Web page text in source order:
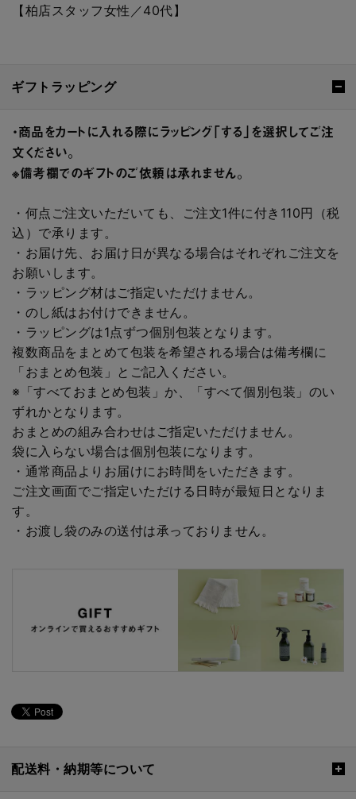
【柏店スタッフ女性／40代】
ギフトラッピング
・商品をカートに入れる際にラッピング「する」を選択してご注
文ください。
※備考欄でのギフトのご依頼は承れません。
・何点ご注文いただいても、ご注文1件に付き110円（税
込）で承ります。
・お届け先、お届け日が異なる場合はそれぞれご注文を
お願いします。
・ラッピング材はご指定いただけません。
・のし紙はお付けできません。
・ラッピングは1点ずつ個別包装となります。
複数商品をまとめて包装を希望される場合は備考欄に
「おまとめ包装」とご記入ください。
※「すべておまとめ包装」か、「すべて個別包装」のい
ずれかとなります。
おまとめの組み合わせはご指定いただけません。
袋に入らない場合は個別包装になります。
・通常商品よりお届けにお時間をいただきます。
ご注文画面でご指定いただける日時が最短日となりま
す。
・お渡し袋のみの送付は承っておりません。
配送料・納期等について